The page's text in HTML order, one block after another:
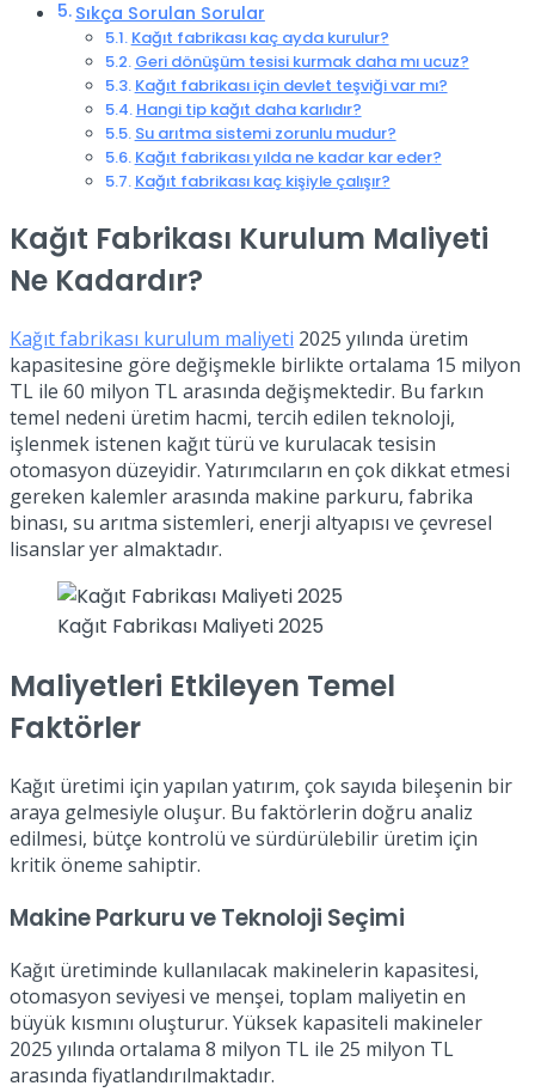
Sıkça Sorulan Sorular
Kağıt fabrikası kaç ayda kurulur?
Geri dönüşüm tesisi kurmak daha mı ucuz?
Kağıt fabrikası için devlet teşviği var mı?
Hangi tip kağıt daha karlıdır?
Su arıtma sistemi zorunlu mudur?
Kağıt fabrikası yılda ne kadar kar eder?
Kağıt fabrikası kaç kişiyle çalışır?
Kağıt Fabrikası Kurulum Maliyeti
Ne Kadardır?
Kağıt fabrikası kurulum maliyeti 2025 yılında üretim
kapasitesine göre değişmekle birlikte ortalama 15 milyon
TL ile 60 milyon TL arasında değişmektedir. Bu farkın
temel nedeni üretim hacmi, tercih edilen teknoloji,
işlenmek istenen kağıt türü ve kurulacak tesisin
otomasyon düzeyidir. Yatırımcıların en çok dikkat etmesi
gereken kalemler arasında makine parkuru, fabrika
binası, su arıtma sistemleri, enerji altyapısı ve çevresel
lisanslar yer almaktadır.
Kağıt Fabrikası Maliyeti 2025
Maliyetleri Etkileyen Temel
Faktörler
Kağıt üretimi için yapılan yatırım, çok sayıda bileşenin bir
araya gelmesiyle oluşur. Bu faktörlerin doğru analiz
edilmesi, bütçe kontrolü ve sürdürülebilir üretim için
kritik öneme sahiptir.
Makine Parkuru ve Teknoloji Seçimi
Kağıt üretiminde kullanılacak makinelerin kapasitesi,
otomasyon seviyesi ve menşei, toplam maliyetin en
büyük kısmını oluşturur. Yüksek kapasiteli makineler
2025 yılında ortalama 8 milyon TL ile 25 milyon TL
arasında fiyatlandırılmaktadır.